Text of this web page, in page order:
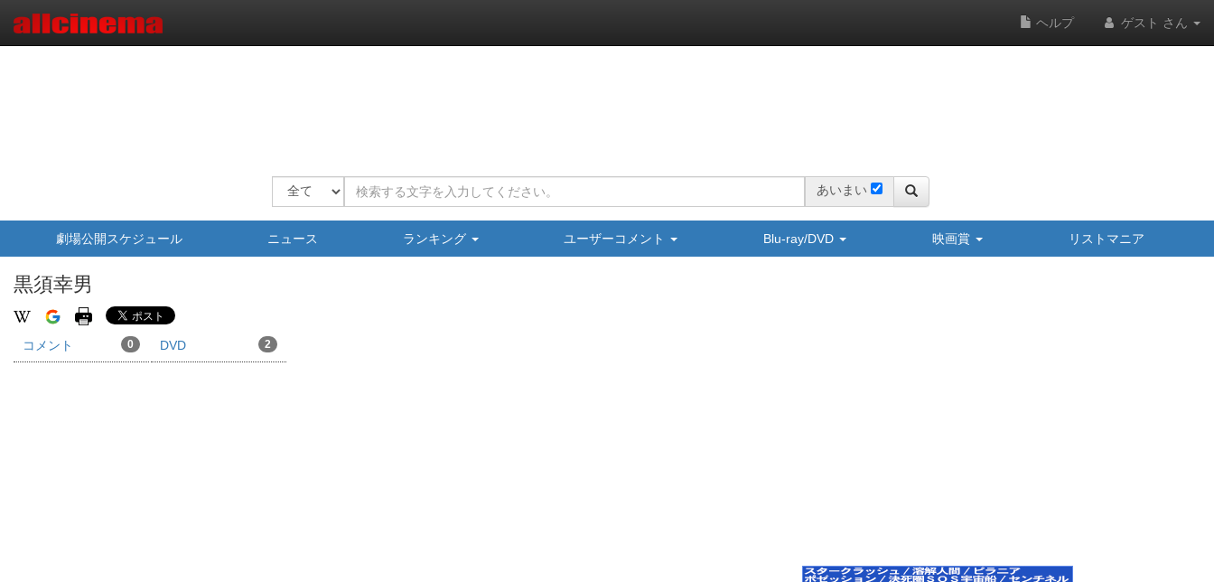
ヘルプ ゲスト さん
あいまい
劇場公開スケジュール ニュース ランキング ユーザーコメント Blu-ray/DVD 映画賞 リストマニア
黒須幸男
コメント 0 DVD 2